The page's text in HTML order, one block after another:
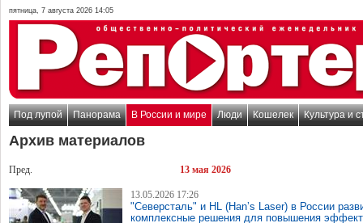
пятница, 7 августа 2026 14:05
Под лупой Панорама В России и мире Люди Кошелек Культура и
Архив материалов
Пред. 13 мая 2026
13.05.2026 17:26
"Северсталь" и HL (Hanʼs Laser) в России
комплексные решения для повышения